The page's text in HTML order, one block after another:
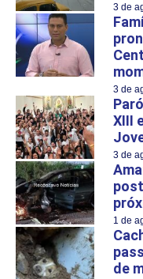
3 de
3 de
XIII
3 de
1 de
de